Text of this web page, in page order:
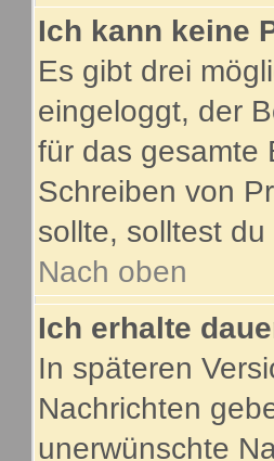
Ich kann keine
Es gibt drei
eingeloggt, der
für das gesamte
Schreiben von
sollte, solltest
Nach oben
Ich erhalte
In späteren
Nachrichten
unerwünschte